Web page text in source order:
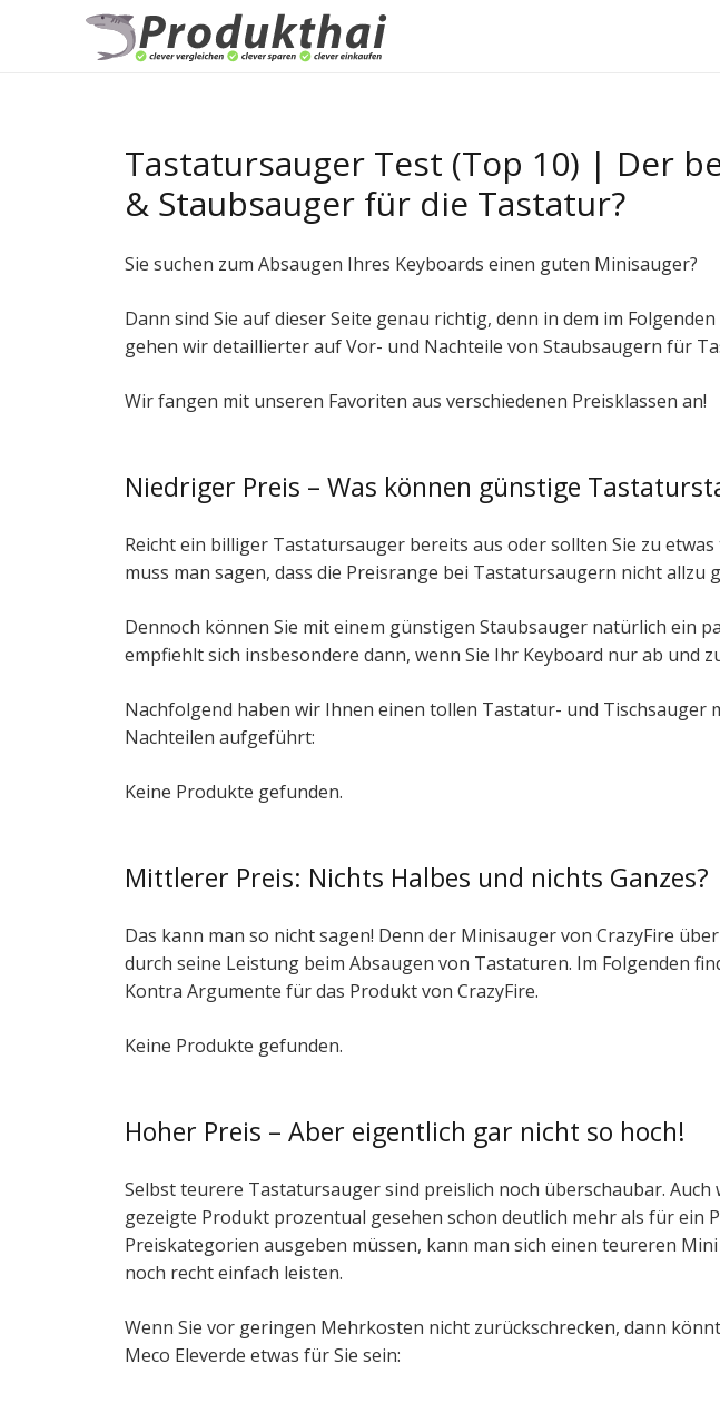
Tastatursauger Test (Top 10) | Der
& Staubsauger für die Tastatur?
Sie suchen zum Absaugen Ihres Keyboards einen guten Minisauger?
Dann sind Sie auf dieser Seite genau richtig, denn in dem im
gehen wir detaillierter auf Vor- und Nachteile von Staubsaugern für
Wir fangen mit unseren Favoriten aus verschiedenen Preisklassen an!
Niedriger Preis – Was können günstige
Reicht ein billiger Tastatursauger bereits aus oder sollten Sie zu
muss man sagen, dass die Preisrange bei Tastatursaugern nicht allzu
Dennoch können Sie mit einem günstigen Staubsauger natürlich ein
empfiehlt sich insbesondere dann, wenn Sie Ihr Keyboard nur ab und
Nachfolgend haben wir Ihnen einen tollen Tastatur- und Tischsauger
Nachteilen aufgeführt:
Keine Produkte gefunden.
Mittlerer Preis: Nichts Halbes und nichts Ganzes?
Das kann man so nicht sagen! Denn der Minisauger von CrazyFire
durch seine Leistung beim Absaugen von Tastaturen. Im Folgenden
Kontra Argumente für das Produkt von CrazyFire.
Keine Produkte gefunden.
Hoher Preis – Aber eigentlich gar nicht so hoch!
Selbst teurere Tastatursauger sind preislich noch überschaubar. Auch
gezeigte Produkt prozentual gesehen schon deutlich mehr als für ein
Preiskategorien ausgeben müssen, kann man sich einen teureren
noch recht einfach leisten.
Wenn Sie vor geringen Mehrkosten nicht zurückschrecken, dann
Meco Eleverde etwas für Sie sein: